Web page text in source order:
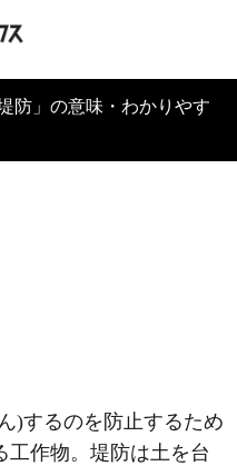
)するのを防止するため
工作物。堤防は土を台